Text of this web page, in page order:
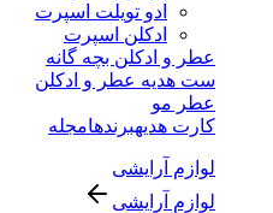
ادو تویلت اسپرت
ادکلن اسپرت
عطر و ادکلن بچه گانه
ست هدیه عطر و ادکلن
عطر مو
کارت هدیهبرندهامجله
لوازم آرایشی
لوازم آرایشی